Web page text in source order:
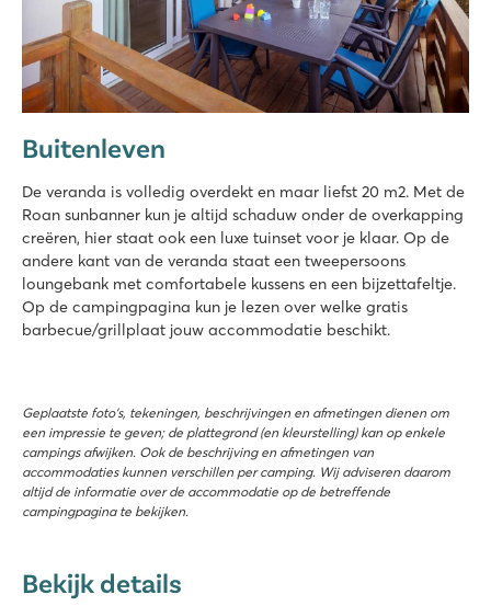
Buitenleven
De veranda is volledig overdekt en maar liefst 20 m2. Met de
Roan sunbanner kun je altijd schaduw onder de overkapping
creëren, hier staat ook een luxe tuinset voor je klaar. Op de
andere kant van de veranda staat een tweepersoons
loungebank met comfortabele kussens en een bijzettafeltje.
Op de campingpagina kun je lezen over welke gratis
barbecue/grillplaat jouw accommodatie beschikt.
Geplaatste foto’s, tekeningen, beschrijvingen en afmetingen dienen om
een impressie te geven; de plattegrond (en kleurstelling) kan op enkele
campings afwijken. Ook de beschrijving en afmetingen van
accommodaties kunnen verschillen per camping. Wij adviseren daarom
altijd de informatie over de accommodatie op de betreffende
campingpagina te bekijken.
Bekijk details